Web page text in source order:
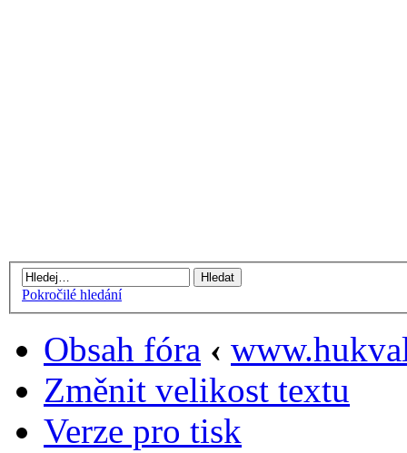
Pokročilé hledání
Obsah fóra ‹
Změnit velikost textu
Verze pro tisk